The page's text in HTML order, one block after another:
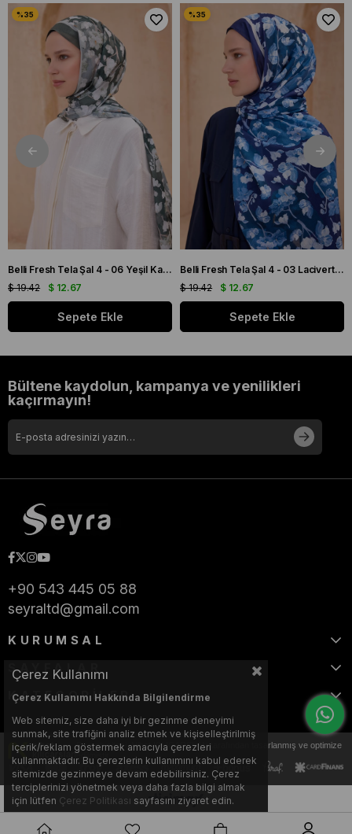
Belli Fresh Tela Şal 4 - 06 Yeşil Karışık Desen 49711
$ 12.67
$ 19.42
Sepete Ekle
Belli Fresh Tela Şal 4 - 03 Lacivert Karışık Desen 49708
$ 12.67
$ 19.42
Sepete Ekle
Bültene kaydolun, kampanya ve yenilikleri
kaçırmayın!
+90 543 445 05 88
seyraltd@gmail.com
KURUMSAL
SAYFALAR
KATEGORİLER
Bu web sitesi, Nihat KILIÇARSLAN tarafından tasarlanmış ve optimize
edilmiştir.
Çerez Kullanımı
Çerez Kullanımı Hakkında Bilgilendirme
Web sitemiz, size daha iyi bir gezinme deneyimi
sunmak, site trafiğini analiz etmek ve kişiselleştirilmiş
içerik/reklam göstermek amacıyla çerezleri
kullanmaktadır. Bu çerezlerin kullanımını kabul ederek
sitemizde gezinmeye devam edebilirsiniz. Çerez
terciplerinizi yönetmek veya daha fazla bilgi almak
için lütfen Çerez Politikası sayfasını ziyaret edin.